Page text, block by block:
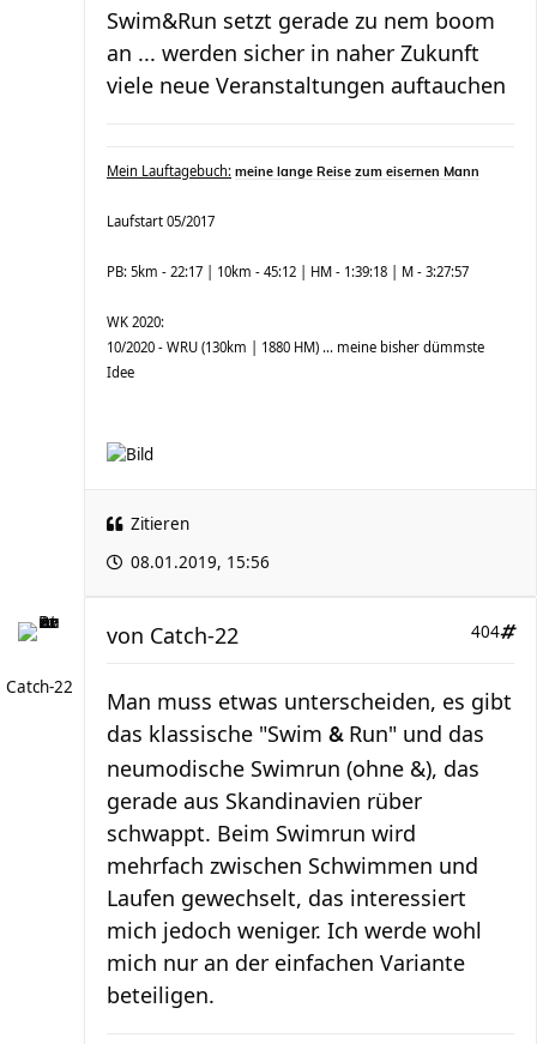
Swim&Run setzt gerade zu nem boom
an ... werden sicher in naher Zukunft
viele neue Veranstaltungen auftauchen
Mein Lauftagebuch: meine lange Reise zum eisernen Mann
Laufstart 05/2017
PB: 5km - 22:17 | 10km - 45:12 | HM - 1:39:18 | M - 3:27:57
WK 2020:
10/2020 - WRU (130km | 1880 HM) ... meine bisher dümmste
Idee
Zitieren
08.01.2019, 15:56
Catch-22
404
von Catch-22
Man muss etwas unterscheiden, es gibt
das klassische "Swim &Run" und das
neumodische Swimrun (ohne &), das
gerade aus Skandinavien rüber
schwappt. Beim Swimrun wird
mehrfach zwischen Schwimmen und
Laufen gewechselt, das interessiert
mich jedoch weniger. Ich werde wohl
mich nur an der einfachen Variante
beteiligen.